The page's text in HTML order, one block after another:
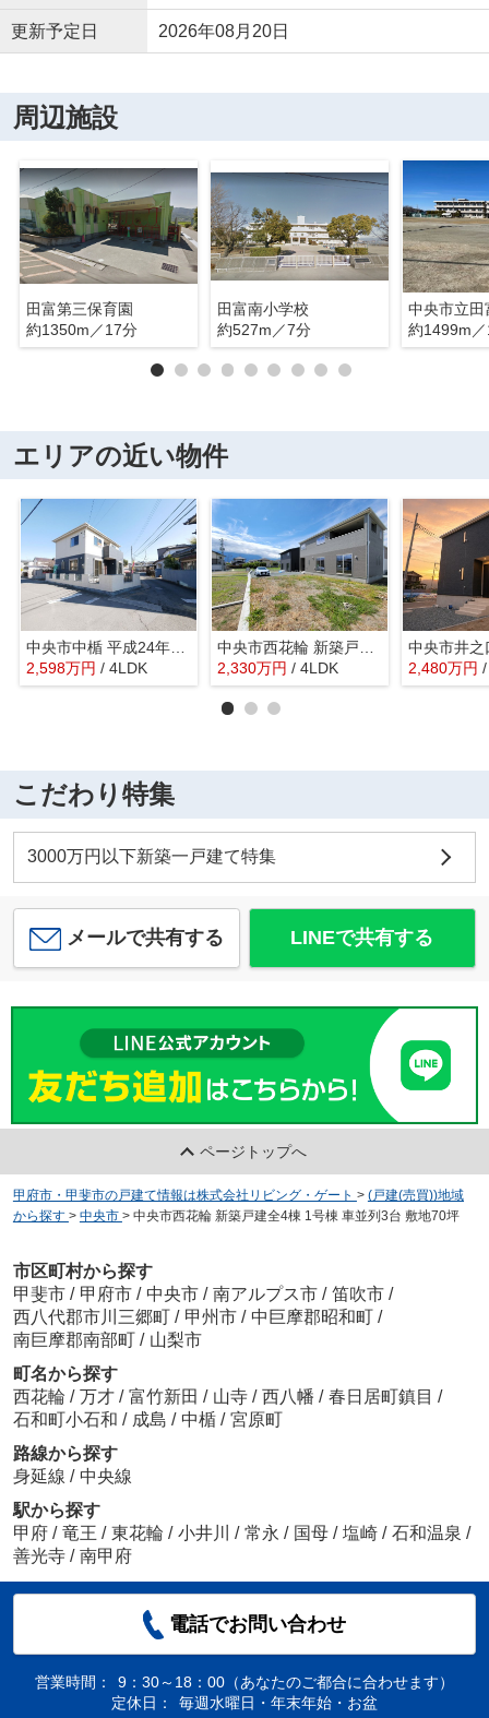
更新予定日 2026年08月20日
周辺施設
田富第三保育園
約1350m／17分
田富南小学校
約527m／7分
中央市立田
約1499m
エリアの近い物件
中央市中楯 平成24年築中古戸建 内装一新 南西角地
2,598万円 / 4LDK
2,330万円 / 4LDK 2,480万円
こだわり特集
3000万円以下新築一戸建て特集
メールで共有する LINEで共有する
ページトップへ
甲府市・甲斐市の戸建て情報は株式会社リビング・ゲート > (戸建(売買))地域
から探す > 中央市 > 中央市西花輪 新築戸建全4棟 1号棟 車並列3台 敷地70坪
市区町村から探す
甲斐市 / 甲府市 / 中央市 / 南アルプス市 / 笛吹市 /
西八代郡市川三郷町 / 甲州市 / 中巨摩郡昭和町 /
南巨摩郡南部町 / 山梨市
町名から探す
西花輪 / 万才 / 富竹新田 / 山寺 / 西八幡 / 春日居町鎮目 /
石和町小石和 / 成島 / 中楯 / 宮原町
路線から探す
身延線 / 中央線
駅から探す
甲府 / 竜王 / 東花輪 / 小井川 / 常永 / 国母 / 塩崎 / 石和温泉 /
善光寺 / 南甲府
電話でお問い合わせ
営業時間：
9：30～18：00（あなたのご都合に合わせます）
定休日：
毎週水曜日・年末年始・お盆